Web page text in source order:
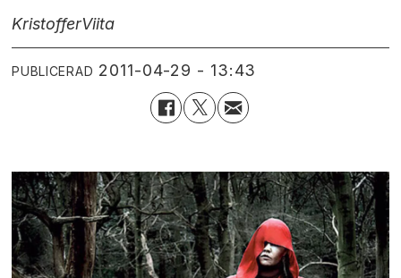
KristofferViita
PUBLICERAD 2011-04-29 - 13:43